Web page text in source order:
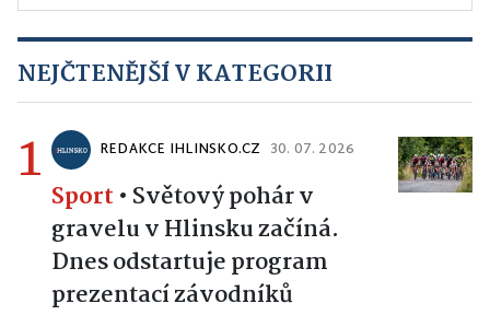
NEJČTENĚJŠÍ V KATEGORII
1 REDAKCE IHLINSKO.CZ 30. 07. 2026
Sport • Světový pohár v
gravelu v Hlinsku začíná.
Dnes odstartuje program
prezentací závodníků